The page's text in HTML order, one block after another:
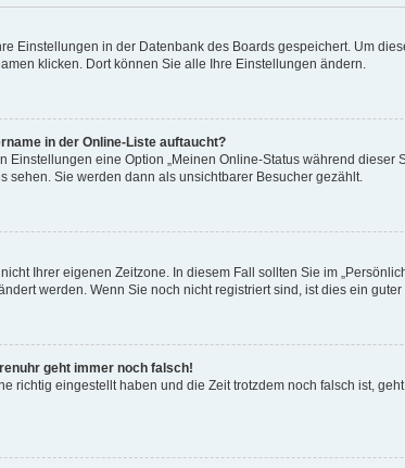
Einstellungen in der Datenbank des Boards gespeichert. Um
klicken. Dort können Sie alle Ihre Einstellungen ändern.
in der Online-Liste auftaucht?
Einstellungen eine Option „Meinen Online-Status während
sehen. Sie werden dann als unsichtbarer Besucher gezählt.
Ihrer eigenen Zeitzone. In diesem Fall sollten Sie im
werden. Wenn Sie noch nicht registriert sind, ist dies ein guter
geht immer noch falsch!
richtig eingestellt haben und die Zeit trotzdem noch falsch ist,